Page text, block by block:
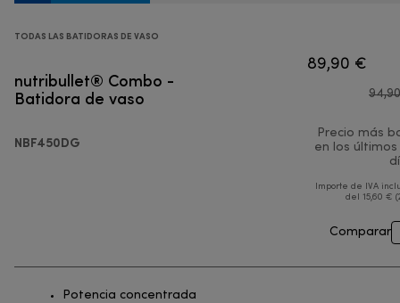
TODAS LAS BATIDORAS DE VASO
nutribullet® Combo -
Batidora de vaso
NBF450DG
89,90 €
Precio más
en los últimos
Importe de IVA
del 15,60 €
Comparar
Potencia concentrada